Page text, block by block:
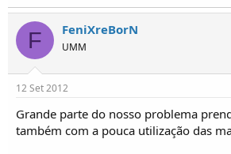
F FeniXreBorN
UMM
12 Set 2012
Grande parte do nosso problema
também com a pouca utilização das